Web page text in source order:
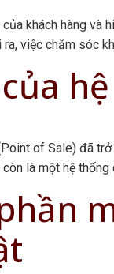
khách hàng và
việc chăm sóc
of Sale) đã
là một hệ